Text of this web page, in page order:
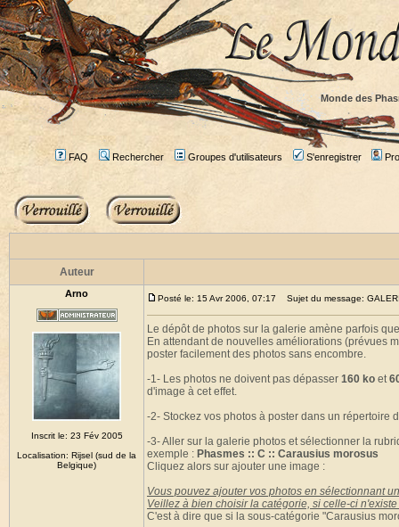
Monde des
FAQ Rechercher Groupes d'utilisateurs S'enregistrer
Auteur
Arno
Inscrit le: 23 Fév 2005
Localisation: Rijsel (sud de la
Belgique)
Posté le: 15 Avr 2006, 07:17 Sujet du message:
Le dépôt de photos sur la galerie amène parfois
En attendant de nouvelles améliorations (prévues
poster facilement des photos sans encombre.
-1- Les photos ne doivent pas dépasser 160 ko et
d'image à cet effet.
-2- Stockez vos photos à poster dans un répertoire
-3- Aller sur la galerie photos et sélectionner la
exemple : Phasmes :: C :: Carausius morosus
Cliquez alors sur ajouter une image :
Vous pouvez ajouter vos photos en sélectionnant
Veillez à bien choisir la catégorie, si celle-ci
C'est à dire que si la sous-catégorie "Carausius